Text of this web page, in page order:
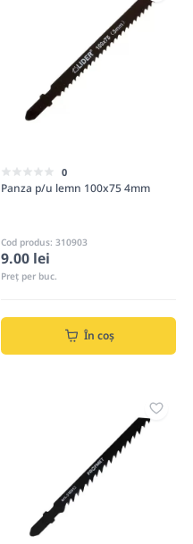
0
Panza p/u lemn 100x75 4mm
Cod produs: 310903
9.00 lei
Preț per buc.
În coș